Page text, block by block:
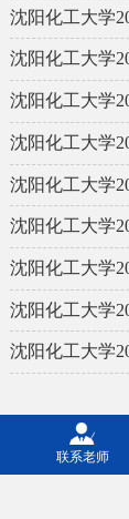
沈阳化工大学
沈阳化工大学
沈阳化工大学
沈阳化工大学
沈阳化工大学
沈阳化工大学
沈阳化工大学
沈阳化工大学
沈阳化工大学
联系老师